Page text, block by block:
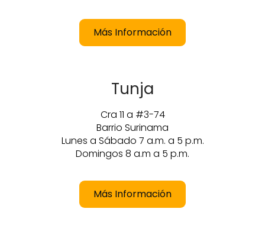
Más Información
Tunja
Cra 11 a #3-74
Barrio Surinama
Lunes a Sábado 7 a.m. a 5 p.m.
Domingos 8 a.m a 5 p.m.
Más Información